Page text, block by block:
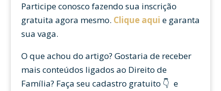
Participe conosco fazendo sua inscrição
gratuita agora mesmo. Clique aqui e garanta
sua vaga.
O que achou do artigo? Gostaria de receber
mais conteúdos ligados ao Direito de
Família? Faça seu cadastro gratuito 👇 e